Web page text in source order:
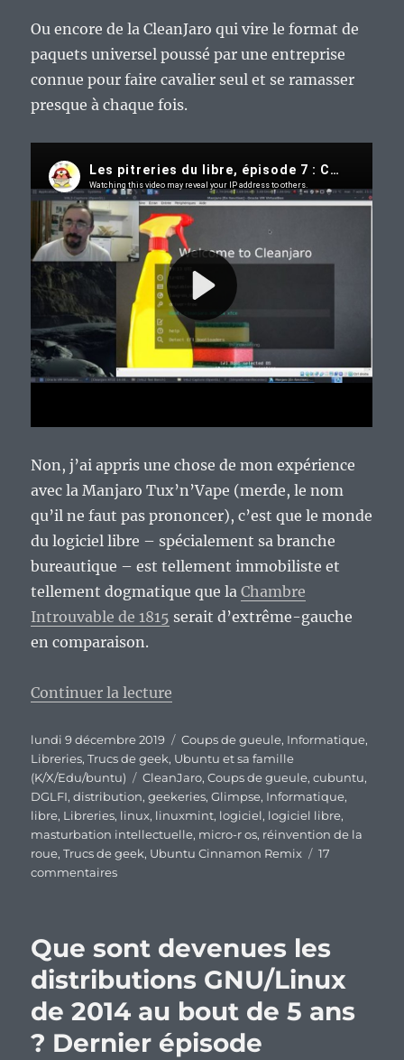
Ou encore de la CleanJaro qui vire le format de
paquets universel poussé par une entreprise
connue pour faire cavalier seul et se ramasser
presque à chaque fois.
Non, j’ai appris une chose de mon expérience
avec la Manjaro Tux’n’Vape (merde, le nom
qu’il ne faut pas prononcer), c’est que le monde
du logiciel libre – spécialement sa branche
bureautique – est tellement immobiliste et
tellement dogmatique que laChambre
Introuvable de 1815 serait d’extrême-gauche
en comparaison.
Continuer la lecture
Publié
le
lundi 9 décembre 2019 Catégories
Coups de gueule, Informatique,
Libreries,Trucs de geek, Ubuntu et sa famille
(K/X/Edu/buntu)
Étiquettes
CleanJaro,Coups de gueule,cubuntu,
DGLFI,distribution,geekeries,Glimpse, Informatique,
libre, Libreries, linux, linuxmint, logiciel, logiciel libre,
masturbation intellectuelle, micro-r os, réinvention de la
roue,Trucs de geek, Ubuntu Cinnamon Remix
17
commentairessur
bien
avec
le
monde
du
logiciel
Que sont devenues les
distributions GNU/Linux
de 2014 au bout de 5 ans
? Dernier épisode